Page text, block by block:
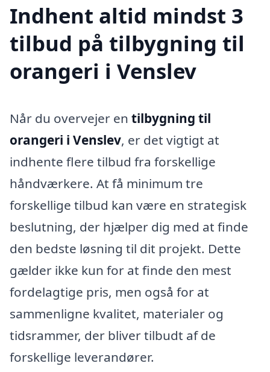
Indhent altid mindst 3
tilbud på tilbygning til
orangeri i Venslev
Når du overvejer en tilbygning til
orangeri i Venslev, er det vigtigt at
indhente flere tilbud fra forskellige
håndværkere. At få minimum tre
forskellige tilbud kan være en strategisk
beslutning, der hjælper dig med at finde
den bedste løsning til dit projekt. Dette
gælder ikke kun for at finde den mest
fordelagtige pris, men også for at
sammenligne kvalitet, materialer og
tidsrammer, der bliver tilbudt af de
forskellige leverandører.